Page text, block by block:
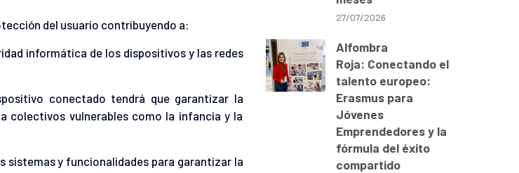
del usuario contribuyendo a:
informática de los dispositivos y las redes
conectado tendrá que garantizar la
colectivos vulnerables como la infancia y la
sistemas y funcionalidades para garantizar la
27/07/2026
Alfombra
Roja: Conectando el
talento europeo:
Erasmus para
Jóvenes
Emprendedores y la
fórmula del éxito
compartido